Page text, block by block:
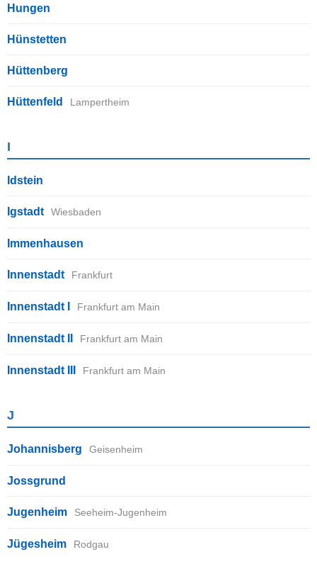
Hungen
Hünstetten
Hüttenberg
Hüttenfeld Lampertheim
I
Idstein
Igstadt Wiesbaden
Immenhausen
Innenstadt Frankfurt
Innenstadt I Frankfurt am Main
Innenstadt II Frankfurt am Main
Innenstadt III Frankfurt am Main
J
Johannisberg Geisenheim
Jossgrund
Jugenheim Seeheim-Jugenheim
Jügesheim Rodgau